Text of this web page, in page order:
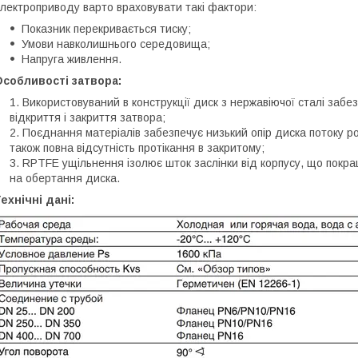
варто враховувати такі фактори:
Показник перекривається тиску;
Умови навколишнього середовища;
Напруга живлення.
затвора:
Використовуваний в конструкції диск з нержавіючої сталі
відкриття і закриття затвора;
Поєднання матеріалів забезпечує низький опір диска потоку
також повна відсутність протікання в закритому;
RPTFE ущільнення ізолює шток заслінки від корпусу, що
на обертання диска.
дані: